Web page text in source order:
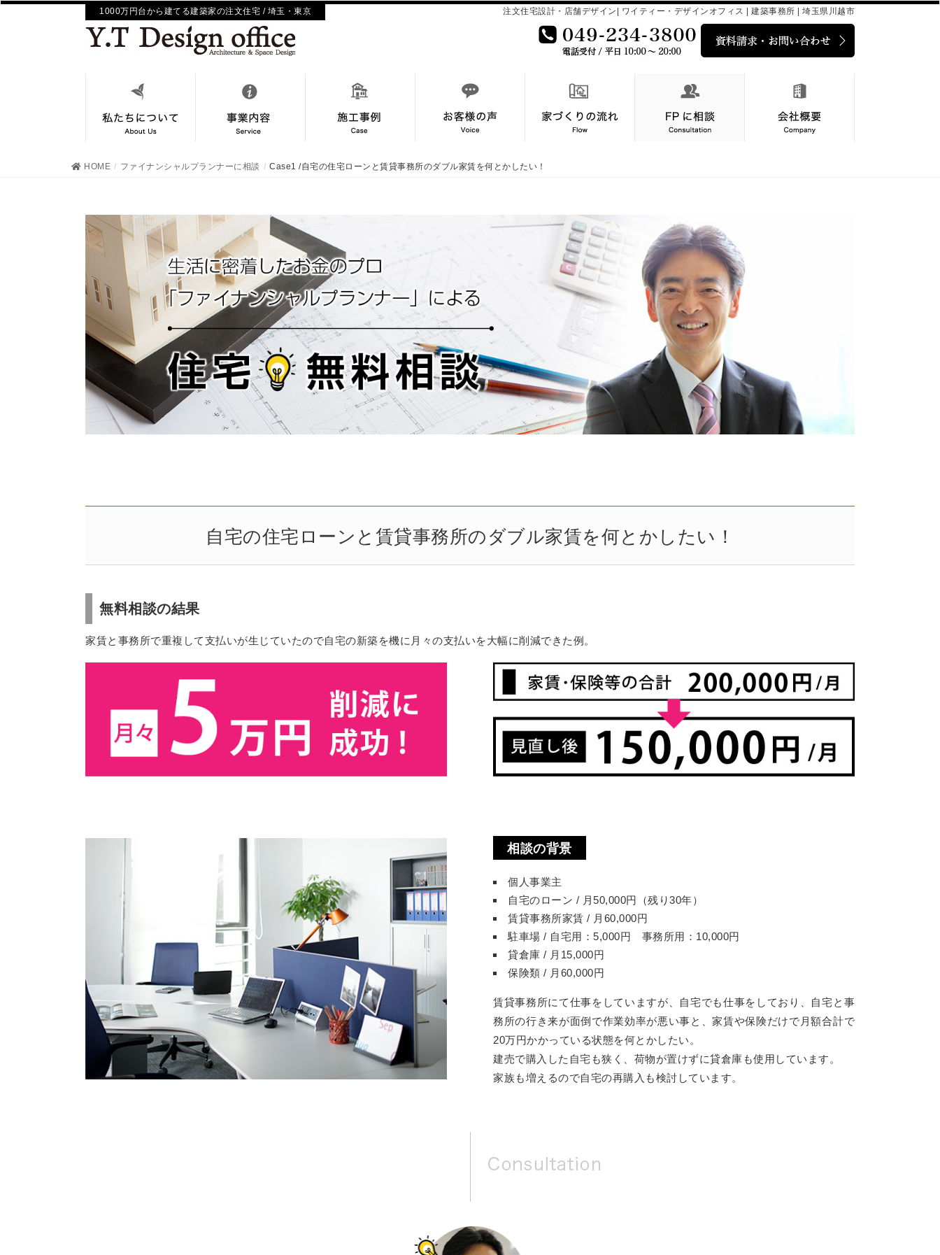
1000万円台から建てる建築家の注文住宅 / 埼玉・東京 注文住宅設計・店舗デザイン| ワイティー・デザインオフィス | 建築事務所 | 埼玉県川越市
HOME ファイナンシャルプランナーに相談 Case1 /自宅の住宅ローンと賃貸事務所のダブル家賃を何とかしたい！
自宅の住宅ローンと賃貸事務所のダブル家賃を何とかしたい！
無料相談の結果
家賃と事務所で重複して支払いが生じていたので自宅の新築を機に月々の支払いを大幅に削減できた例。
相談の背景
個人事業主
自宅のローン / 月50,000円（残り30年）
賃貸事務所家賃 / 月60,000円
駐車場 / 自宅用：5,000円 事務所用：10,000円
貸倉庫 / 月15,000円
保険類 / 月60,000円
賃貸事務所にて仕事をしていますが、自宅でも仕事をしており、自宅と事
務所の行き来が面倒で作業効率が悪い事と、家賃や保険だけで月額合計で
20万円かかっている状態を何とかしたい。
建売で購入した自宅も狭く、荷物が置けずに貸倉庫も使用しています。
家族も増えるので自宅の再購入も検討しています。